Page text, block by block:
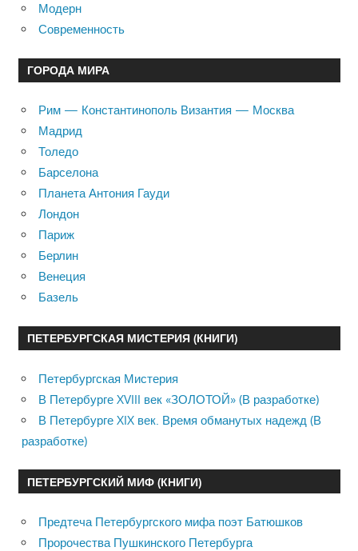
Модерн
Современность
ГОРОДА МИРА
Рим — Константинополь Византия — Москва
Мадрид
Толедо
Барселона
Планета Антония Гауди
Лондон
Париж
Берлин
Венеция
Базель
ПЕТЕРБУРГСКАЯ МИСТЕРИЯ (КНИГИ)
Петербургская Мистерия
В Петербурге XVIII век «ЗОЛОТОЙ» (В разработке)
В Петербурге XIX век. Время обманутых надежд (В
разработке)
ПЕТЕРБУРГСКИЙ МИФ (КНИГИ)
Предтеча Петербургского мифа поэт Батюшков
Пророчества Пушкинского Петербурга